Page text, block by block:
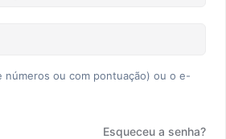
números ou com pontuação) ou o e-
Esqueceu a senha?